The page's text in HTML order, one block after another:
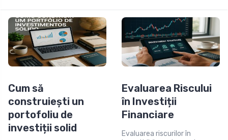
Cum să
construiești un
portofoliu de
investiții solid
Evaluarea Riscului
în Investiții
Financiare
Evaluarea riscurilor în